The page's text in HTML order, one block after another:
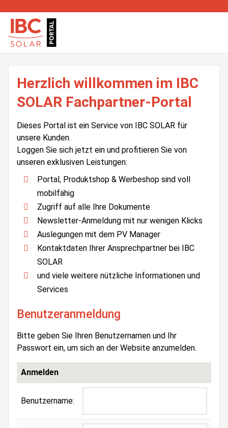
Herzlich willkommen im IBC
SOLAR Fachpartner-Portal
Dieses Portal ist ein Service von IBC SOLAR für
unsere Kunden.
Loggen Sie sich jetzt ein und profitieren Sie von
unseren exklusiven Leistungen:
Portal, Produktshop & Werbeshop sind voll
mobilfähig
Zugriff auf alle Ihre Dokumente
Newsletter-Anmeldung mit nur wenigen Klicks
Auslegungen mit dem PV Manager
Kontaktdaten Ihrer Ansprechpartner bei IBC
SOLAR
und viele weitere nützliche Informationen und
Services
Benutzeranmeldung
Bitte geben Sie Ihren Benutzernamen und Ihr
Passwort ein, um sich an der Website anzumelden.
Anmelden
Benutzername: